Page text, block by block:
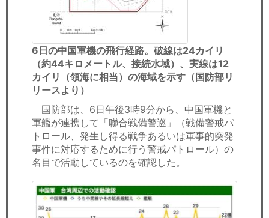
6日の中国軍機の飛行経路。破線は24カイリ
（約44キロメートル、接続水域）、実線は12
カイリ（領海に相当）の海域を示す（国防部リ
リースより）
国防部は、6日午後3時9分から、中国軍機と
軍艦が連携して「聯合戦備警巡」（戦備警戒パ
トロール、発生し得る戦争あるいは軍事的突発
事件に対応するために行う警戒パトロール）の
名目で活動しているのを確認した。